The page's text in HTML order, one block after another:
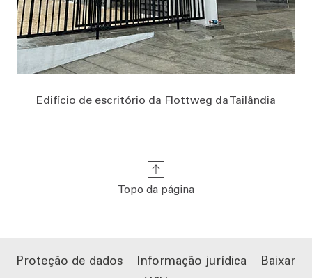
Edifício de escritório da Flottweg da Tailândia
Topo da página
Proteção de dados Informação jurídica
Baixar